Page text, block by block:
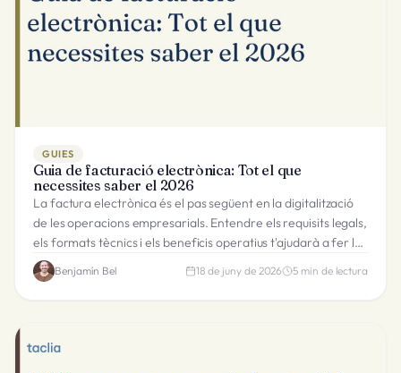
GUIES
Guia de facturació electrònica: Tot el que
necessites saber el 2026
La factura electrònica és el pas següent en la digitalització
de les operacions empresarials. Entendre els requisits legals,
els formats tècnics i els beneficis operatius t'ajudarà a fer la
transició sense friccions.
Benjamín Bel 18 de juny de 2026 5 min de lectura